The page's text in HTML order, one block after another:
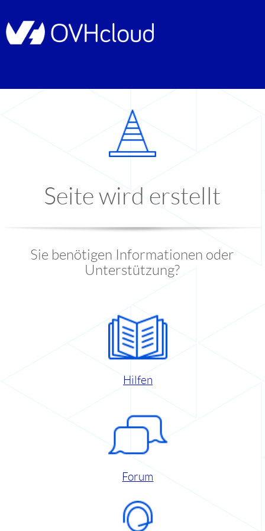
Seite wird erstellt
Sie benötigen Informationen oder
Unterstützung?
Hilfen
Forum